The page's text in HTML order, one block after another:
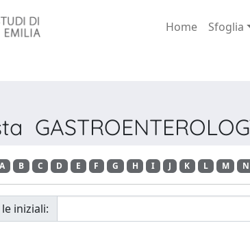
Home Sfoglia
A B C D E F G H I J K L M N
iniziali: